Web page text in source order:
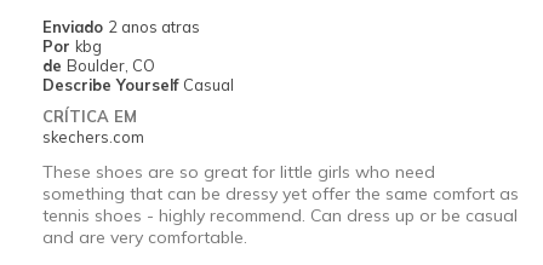
Going Out
Width
Sizing
View On Shoes
Shoes are for Wearing
Enviado 2 anos atras
Por kbg
de Boulder, CO
Describe Yourself Casual
CRÍTICA EM
skechers.com
These shoes are so great for little girls who need
something that can be dressy yet offer the same comfort as
tennis shoes - highly recommend. Can dress up or be casual
and are very comfortable.